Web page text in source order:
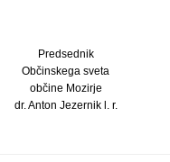
Predsednik
Občinskega sveta
občine Mozirje
dr. Anton Jezernik l. r.